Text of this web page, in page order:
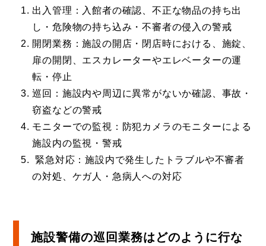
出入管理：入館者の確認、不正な物品の持ち出
し・危険物の持ち込み・不審者の侵入の警戒
開閉業務：施設の開店・閉店時における、施錠、
扉の開閉、エスカレーターやエレベーターの運
転・停止
巡回：施設内や周辺に異常がないか確認、事故・
窃盗などの警戒
モニターでの監視：防犯カメラのモニターによる
施設内の監視・警戒
緊急対応：施設内で発生したトラブルや不審者
の対処、ケガ人・急病人への対応
施設警備の巡回業務はどのように行な